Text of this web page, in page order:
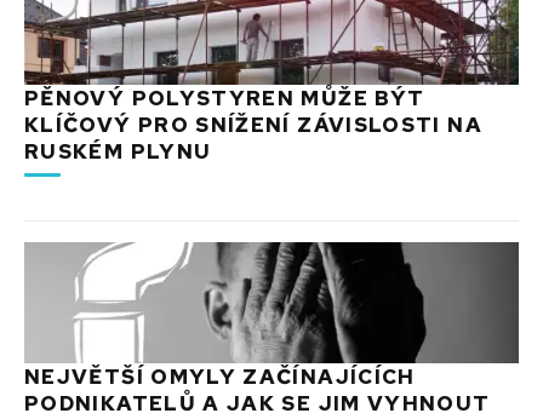
PĚNOVÝ POLYSTYREN MŮŽE BÝT
KLÍČOVÝ PRO SNÍŽENÍ ZÁVISLOSTI NA
RUSKÉM PLYNU
NEJVĚTŠÍ OMYLY ZAČÍNAJÍCÍCH
PODNIKATELŮ A JAK SE JIM VYHNOUT